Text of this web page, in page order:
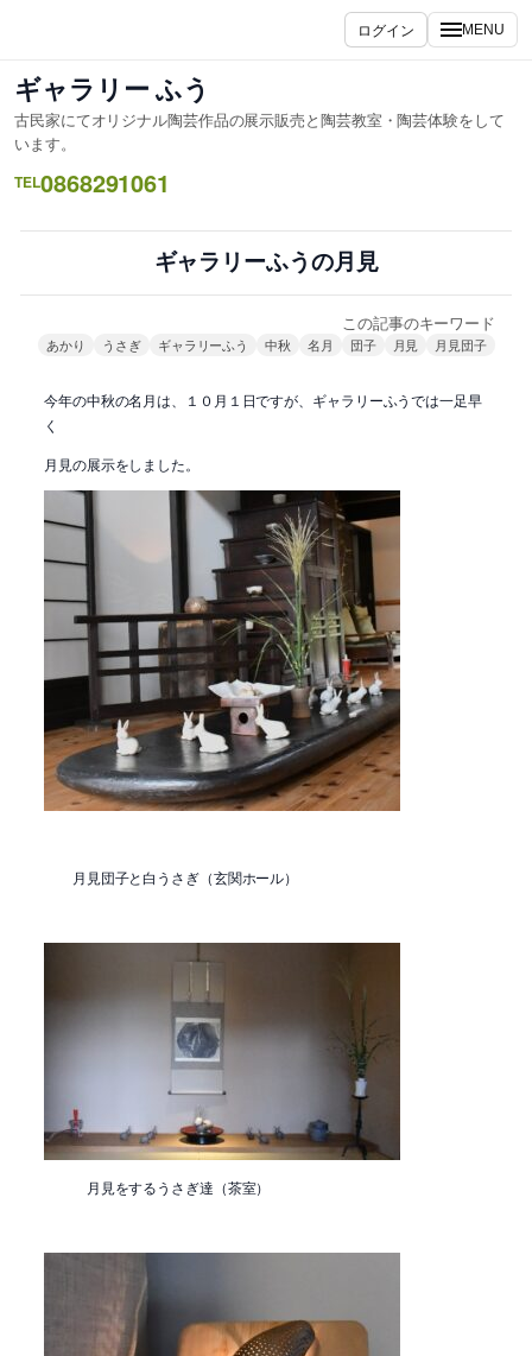
ス
キ
ッ
プ
ログイン MENU
ギャラリー ふう
古民家にてオリジナル陶芸作品の展示販売と陶芸教室・陶芸体験をして
います。
TEL0868291061
ギャラリーふうの月見
この記事のキーワード
あかり うさぎ ギャラリーふう 中秋 名月 団子 月見 月見団子
今年の中秋の名月は、１０月１日ですが、ギャラリーふうでは一足早
く
月見の展示をしました。
月見団子と白うさぎ（玄関ホール）
月見をするうさぎ達（茶室）